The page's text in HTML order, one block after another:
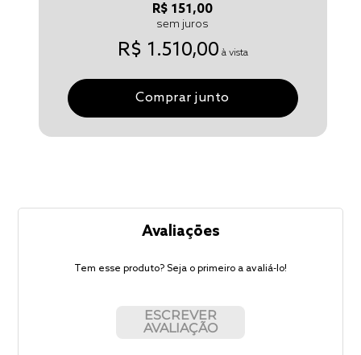
R$ 151,00
sem juros
R$ 1.510,00 à vista
Comprar junto
Avaliações
Tem esse produto? Seja o primeiro a avaliá-lo!
ESCREVER
AVALIAÇÃO